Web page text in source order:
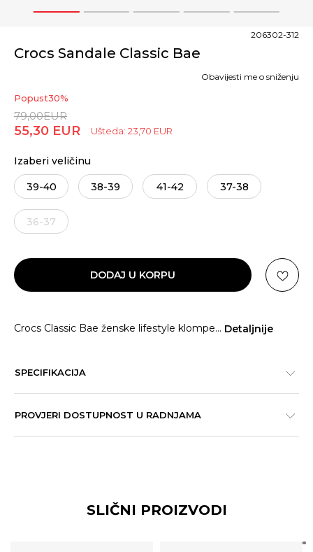
1 2 3 4 5
Crocs Sandale Classic Bae
206302-312
Popust30%
79,00EUR
55,30 EUR Ušteda: 23,70 EUR
Obavijesti me o sniženju
Izaberi veličinu
39-40 38-39 41-42 37-38
36-37
DODAJ U KORPU
Crocs Classic Bae ženske lifestyle klompe... Detaljnije
SPECIFIKACIJA
PROVJERI DOSTUPNOST U RADNJAMA
SLIČNI PROIZVODI